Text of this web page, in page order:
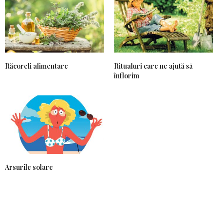
Răcoreli alimentare
Ritualuri care ne ajută să
înflorim
Arsurile solare